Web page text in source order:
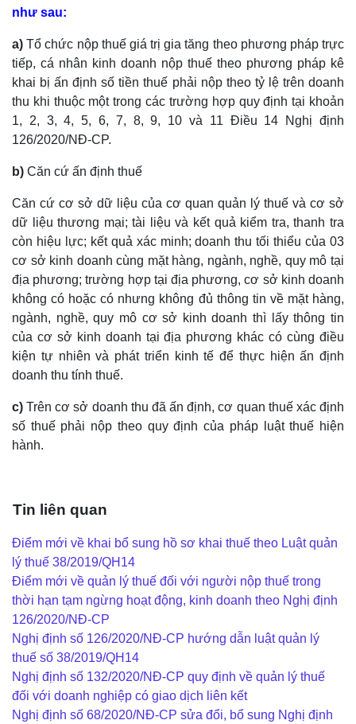
như sau:
a) Tổ chức nộp thuế giá trị gia tăng theo phương pháp trực
tiếp, cá nhân kinh doanh nộp thuế theo phương pháp kê
khai bị ấn định số tiền thuế phải nộp theo tỷ lệ trên doanh
thu khi thuộc một trong các trường hợp quy định tại khoản
1, 2, 3, 4, 5, 6, 7, 8, 9, 10 và 11 Điều 14 Nghị định
126/2020/NĐ-CP.
b) Căn cứ ấn định thuế
Căn cứ cơ sở dữ liệu của cơ quan quản lý thuế và cơ sở
dữ liệu thương mại; tài liệu và kết quả kiểm tra, thanh tra
còn hiệu lực; kết quả xác minh; doanh thu tối thiểu của 03
cơ sở kinh doanh cùng mặt hàng, ngành, nghề, quy mô tại
địa phương; trường hợp tại địa phương, cơ sở kinh doanh
không có hoặc có nhưng không đủ thông tin về mặt hàng,
ngành, nghề, quy mô cơ sở kinh doanh thì lấy thông tin
của cơ sở kinh doanh tại địa phương khác có cùng điều
kiện tự nhiên và phát triển kinh tế để thực hiện ấn định
doanh thu tính thuế.
c) Trên cơ sở doanh thu đã ấn định, cơ quan thuế xác định
số thuế phải nộp theo quy định của pháp luật thuế hiện
hành.
Tin liên quan
Điểm mới về khai bổ sung hồ sơ khai thuế theo Luật quản
lý thuế 38/2019/QH14
Điểm mới về quản lý thuế đối với người nộp thuế trong
thời hạn tạm ngừng hoạt động, kinh doanh theo Nghị định
126/2020/NĐ-CP
Nghị định số 126/2020/NĐ-CP hướng dẫn luật quản lý
thuế số 38/2019/QH14
Nghị định số 132/2020/NĐ-CP quy định về quản lý thuế
đối với doanh nghiệp có giao dịch liên kết
Nghị định số 68/2020/NĐ-CP sửa đổi, bổ sung Nghị định